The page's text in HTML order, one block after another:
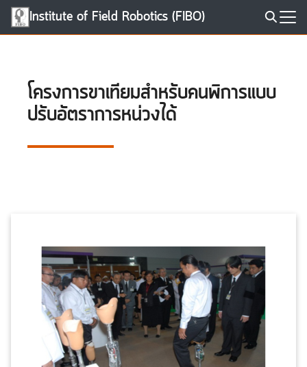
Skip
Institute of Field Robotics (FIBO)
โครงการขาเทียมสำหรับคนพิการแบบ
ปรับอัตราการหน่วงได้